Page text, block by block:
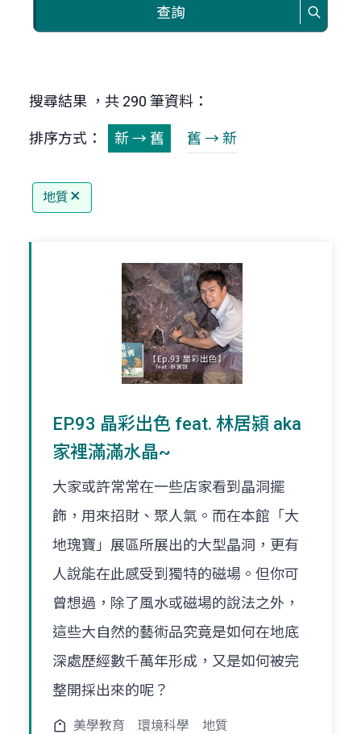
查詢
搜尋結果 ，共 290 筆資料：
排序方式： 新 → 舊 舊 → 新
地質
EP.93 晶彩出色 feat. 林居潁 aka
家裡滿滿水晶~
大家或許常常在一些店家看到晶洞擺
飾，用來招財、聚人氣。而在本館「大
地瑰寶」展區所展出的大型晶洞，更有
人說能在此感受到獨特的磁場。但你可
曾想過，除了風水或磁場的說法之外，
這些大自然的藝術品究竟是如何在地底
深處歷經數千萬年形成，又是如何被完
整開採出來的呢？
美學教育 環境科學 地質